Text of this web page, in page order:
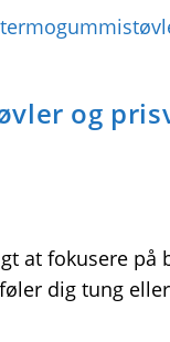
og
at fokusere på
dig tung